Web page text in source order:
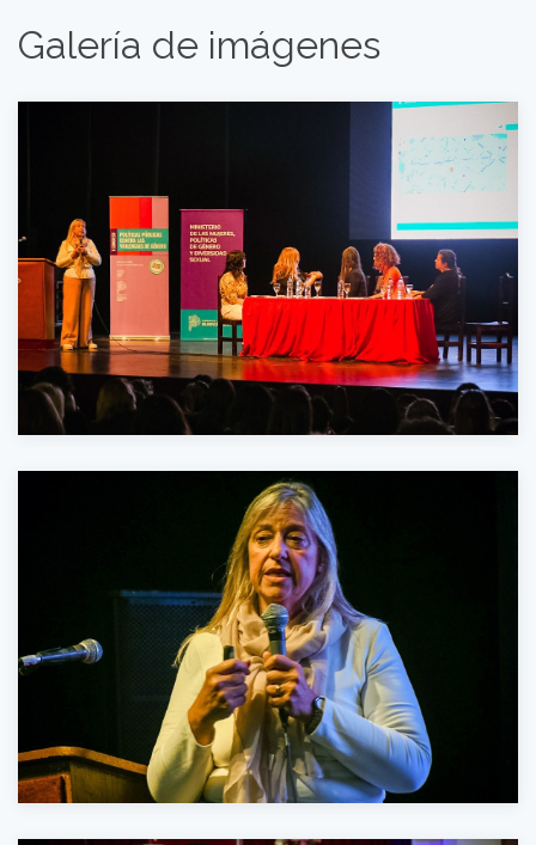
Galería de imágenes